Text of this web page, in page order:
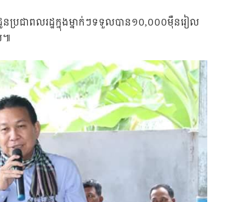
ប្រជាពលរដ្ឋក្នុងម្នាក់ៗទទួលបាន​១០,០០០មឺុនរៀល​
៕